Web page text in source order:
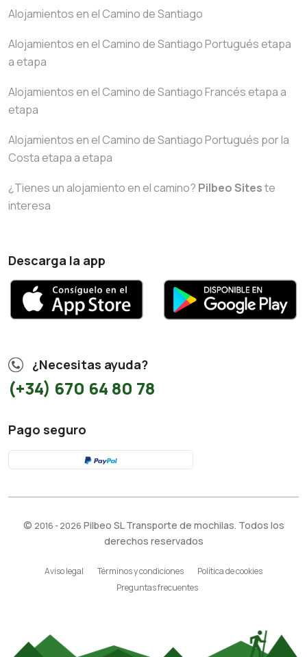
Alojamientos en el Camino de Santiago
Alojamientos en el Camino de Santiago Portugués etapa
a etapa
Alojamientos en el Camino de Santiago Francés etapa a
etapa
Alojamientos en el Camino de Santiago Portugués por la
Costa etapa a etapa
¿Tienes un alojamiento en el camino? Pilbeo Siteste
interesa
Descarga la app
¿Necesitas ayuda?
(+34) 670 64 80 78
Pago seguro
© 2016 - 2026 Pilbeo SL Transporte de mochilas. Todos los
derechos reservados
Aviso legal Términos y condiciones
Política de cookies
Preguntas frecuentes